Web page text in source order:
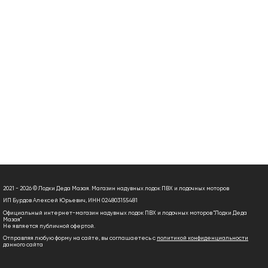
2021 - 2026 © Лодки Деда Мазая. Магазин надувных лодок ПВХ и лодочных моторов
ИП Бурдов Алексей Юрьевич, ИНН 024803155481
Официальный интернет-магазин надувных лодок ПВХ и лодочных моторов "Лодки Деда
Мазая"
Не является публичной офертой.
Отправляя любую форму на сайте, вы соглашаетесь с политикой конфиденциальности
данного сайта